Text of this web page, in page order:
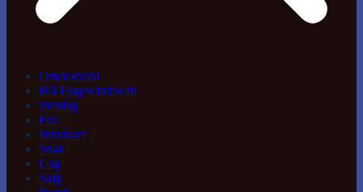
Om/kontakt
Blå Flag/wind/web
træning
Foil
Windsurf
Snak
Log
Salg